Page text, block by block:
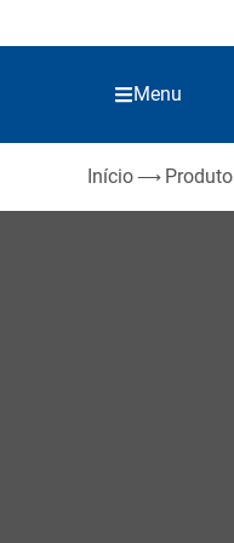
Menu
Início⟶